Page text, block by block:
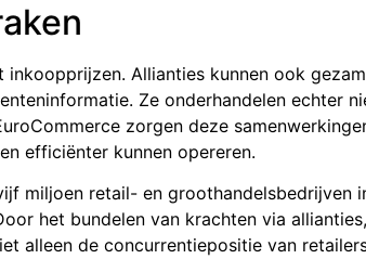
Allianties kunnen ook
Ze onderhandelen echter
zorgen deze
efficiënter kunnen opereren.
miljoen retail- en groothandelsbedrijven
het bundelen van krachten via
alleen de concurrentiepositie van